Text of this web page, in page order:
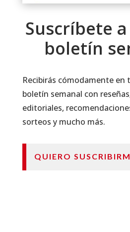
Suscríbete
boletín
Recibirás cómodamente en
boletín semanal con
editoriales,
sorteos y mucho más.
QUIERO